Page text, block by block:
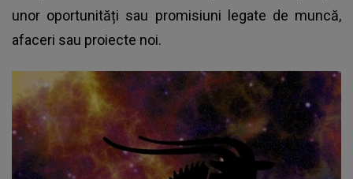
unor oportunități sau promisiuni legate de muncă,
afaceri sau proiecte noi.